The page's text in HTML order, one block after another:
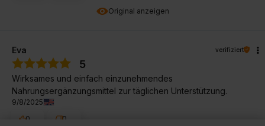
Original anzeigen
Eva verifiziert
5
Wirksames und einfach einzunehmendes
Nahrungsergänzungsmittel zur täglichen Unterstützung.
9/8/2025
0
0